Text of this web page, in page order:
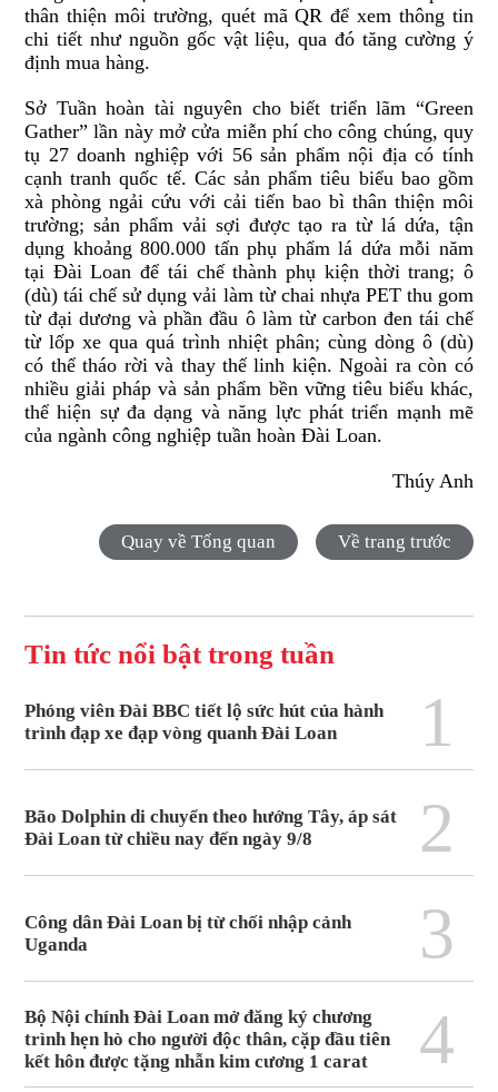
thân thiện môi trường, quét mã QR để xem thông tin
chi tiết như nguồn gốc vật liệu, qua đó tăng cường ý
định mua hàng.
Sở Tuần hoàn tài nguyên cho biết triển lãm “Green
Gather” lần này mở cửa miễn phí cho công chúng, quy
tụ 27 doanh nghiệp với 56 sản phẩm nội địa có tính
cạnh tranh quốc tế. Các sản phẩm tiêu biểu bao gồm
xà phòng ngải cứu với cải tiến bao bì thân thiện môi
trường; sản phẩm vải sợi được tạo ra từ lá dứa, tận
dụng khoảng 800.000 tấn phụ phẩm lá dứa mỗi năm
tại Đài Loan để tái chế thành phụ kiện thời trang; ô
(dù) tái chế sử dụng vải làm từ chai nhựa PET thu gom
từ đại dương và phần đầu ô làm từ carbon đen tái chế
từ lốp xe qua quá trình nhiệt phân; cùng dòng ô (dù)
có thể tháo rời và thay thế linh kiện. Ngoài ra còn có
nhiều giải pháp và sản phẩm bền vững tiêu biểu khác,
thể hiện sự đa dạng và năng lực phát triển mạnh mẽ
của ngành công nghiệp tuần hoàn Đài Loan.
Thúy Anh
Quay về Tổng quan Về trang trước
Tin tức nổi bật trong tuần
Phóng viên Đài BBC tiết lộ sức hút của hành
trình đạp xe đạp vòng quanh Đài Loan
1
Bão Dolphin di chuyển theo hướng Tây, áp sát
Đài Loan từ chiều nay đến ngày 9/8
2
Công dân Đài Loan bị từ chối nhập cảnh
Uganda
3
Bộ Nội chính Đài Loan mở đăng ký chương
trình hẹn hò cho người độc thân, cặp đầu tiên
kết hôn được tặng nhẫn kim cương 1 carat
4